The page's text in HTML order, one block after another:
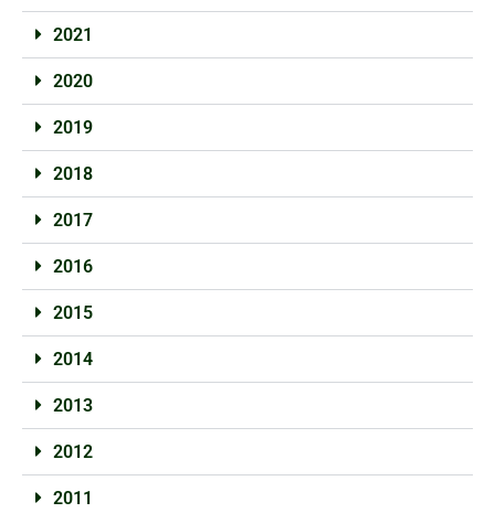
2021
2020
2019
2018
2017
2016
2015
2014
2013
2012
2011